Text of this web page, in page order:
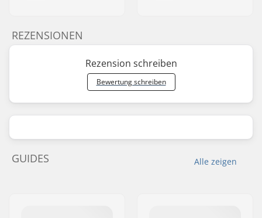
REZENSIONEN
Rezension schreiben
Bewertung schreiben
Alle zeigen
GUIDES